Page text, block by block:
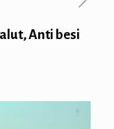
Anti besi